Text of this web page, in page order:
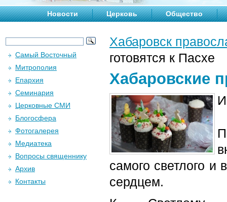
Новости Церковь Общество
Хабаровск
готовятся к Пасхе
Хабаровские
самого светлого и
сердцем.
Самый Восточный
Митрополия
Епархия
Семинария
Церковные СМИ
Блогосфера
Фотогалерея
Медиатека
Вопросы священнику
Архив
Контакты